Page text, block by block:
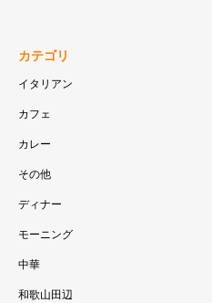
カテゴリ
イタリアン
カフェ
カレー
その他
ディナー
モーニング
中華
和歌山田辺